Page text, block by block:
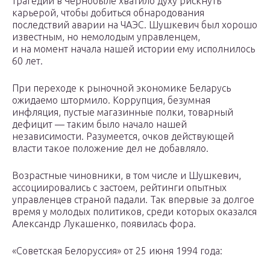
карьерой, чтобы добиться обнародования
последствий аварии на ЧАЭС. Шушкевич был хорошо
известным, но немолодым управленцем,
и на момент начала нашей истории ему исполнилось
60 лет.
При переходе к рыночной экономике Беларусь
ожидаемо штормило. Коррупция, безумная
инфляция, пустые магазинные полки, товарный
дефицит — таким было начало нашей
независимости. Разумеется, очков действующей
власти такое положение дел не добавляло.
Возрастные чиновники, в том числе и Шушкевич,
ассоциировались с застоем, рейтинги опытных
управленцев страной падали. Так впервые за долгое
время у молодых политиков, среди которых оказался
Александр Лукашенко, появилась фора.
«Советская Белоруссия» от 25 июня 1994 года: